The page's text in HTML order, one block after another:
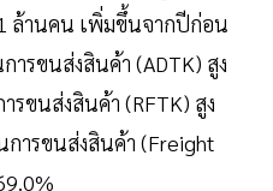
ล้านคน เพิ่มขึ้นจากปีก่อน
รขนส่งสินค้า (ADTK) สูง
ขนส่งสินค้า (RFTK) สูง
การขนส่งสินค้า (Freight